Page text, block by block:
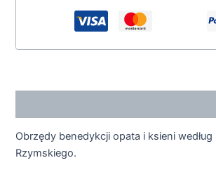
Obrzędy benedykcji opata i ksieni według
Rzymskiego.